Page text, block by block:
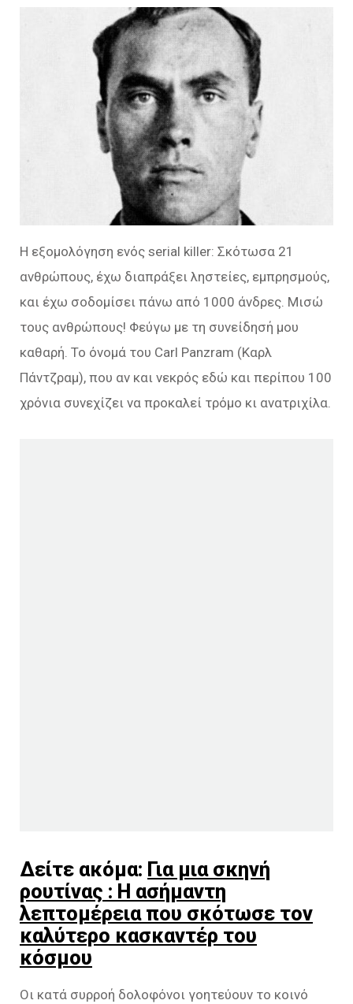
Η εξομολόγηση ενός serial killer: Σκότωσα 21
ανθρώπους, έχω διαπράξει ληστείες, εμπρησμούς,
και έχω σοδομίσει πάνω από 1000 άνδρες. Μισώ
τους ανθρώπους! Φεύγω με τη συνείδησή μου
καθαρή. Το όνομά του Carl Panzram (Καρλ
Πάντζραμ), που αν και νεκρός εδώ και περίπου 100
χρόνια συνεχίζει να προκαλεί τρόμο κι ανατριχίλα.
Δείτε ακόμα: Για μια σκηνή
ρουτίνας : Η ασήμαντη
λεπτομέρεια που σκότωσε τον
καλύτερο κασκαντέρ του
κόσμου
Οι κατά συρροή δολοφόνοι γοητεύουν το κοινό